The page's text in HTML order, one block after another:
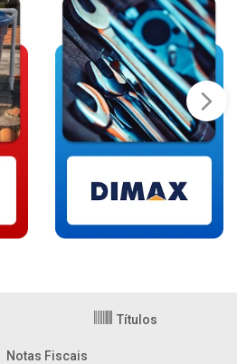
Títulos
Notas Fiscais